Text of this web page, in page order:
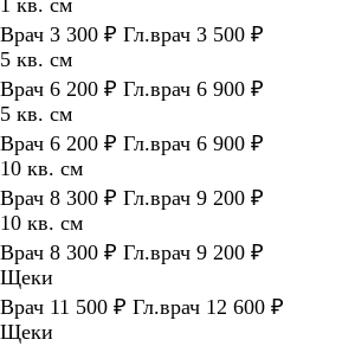
1 кв. см
Врач 3 300 ₽ Гл.врач 3 500 ₽
5 кв. см
Врач 6 200 ₽ Гл.врач 6 900 ₽
5 кв. см
Врач 6 200 ₽ Гл.врач 6 900 ₽
10 кв. см
Врач 8 300 ₽ Гл.врач 9 200 ₽
10 кв. см
Врач 8 300 ₽ Гл.врач 9 200 ₽
Щеки
Врач 11 500 ₽ Гл.врач 12 600 ₽
Щеки